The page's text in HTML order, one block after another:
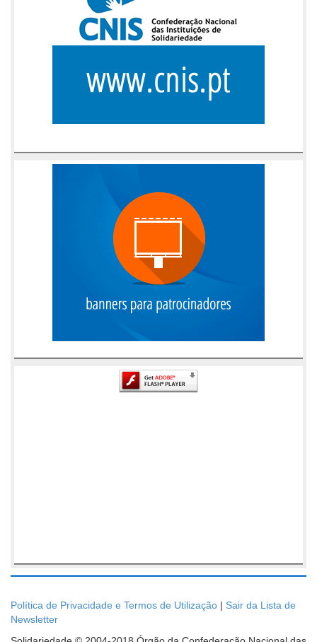
Política de Privacidade e Termos de Utilização | Sair da Lista de
Newsletter